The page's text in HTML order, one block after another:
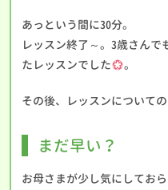
あっという間に30分。
レッスン終了～。3歳さん
たレッスンでした
。
その後、レッスンについて
まだ早い？
お母さまが少し気にしてお